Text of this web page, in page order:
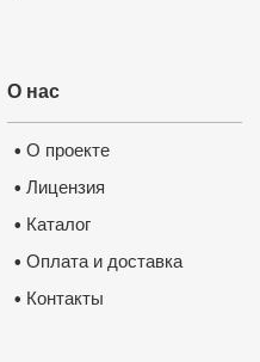
О нас
• О проекте
• Лицензия
• Каталог
• Оплата и доставка
• Контакты